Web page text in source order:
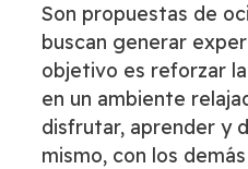
Son propuestas de
buscan generar
objetivo es reforzar
en un ambiente
disfrutar, aprender y
mismo, con los